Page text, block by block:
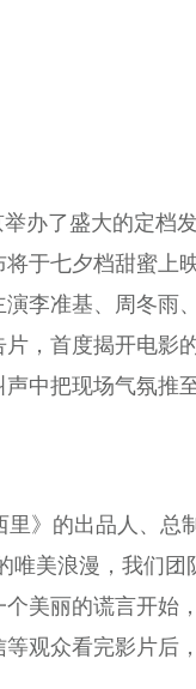
办了盛大的定档
于七夕档甜蜜上
李准基、周冬雨
，首度揭开电影
中把现场气氛推
》的出品人、总
唯美浪漫，我们团
美丽的谎言开始
观众看完影片后